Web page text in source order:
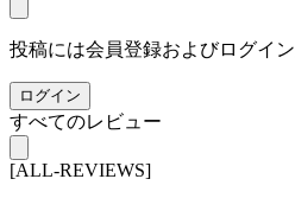
投稿には会員登録およびログイ
ログイン
すべてのレビュー
[ALL-REVIEWS]